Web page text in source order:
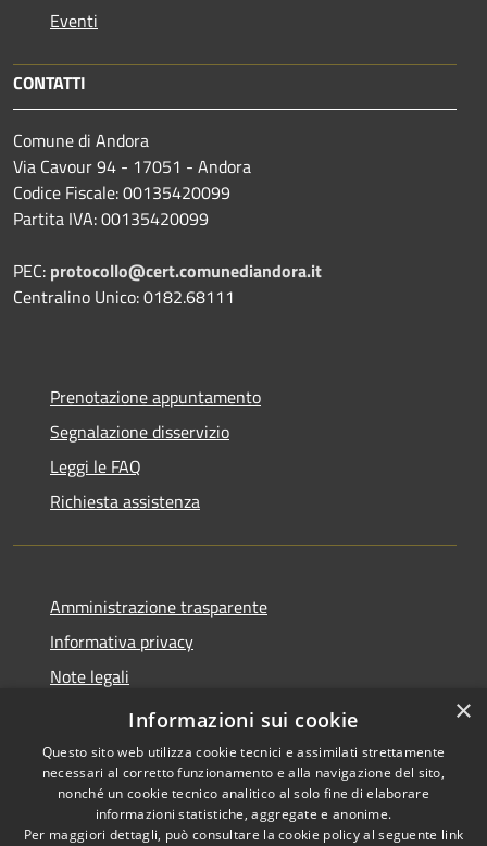
Eventi
CONTATTI
Comune di Andora
Via Cavour 94 - 17051 - Andora
Codice Fiscale: 00135420099
Partita IVA: 00135420099
PEC: protocollo@cert.comunediandora.it
Centralino Unico: 0182.68111
Prenotazione appuntamento
Segnalazione disservizio
Leggi le FAQ
Richiesta assistenza
Amministrazione trasparente
Informativa privacy
Note legali
Dichiarazione di accessibilità
Copyright © 2026 • Comune di
×
Informazioni sui cookie
Questo sito web utilizza cookie tecnici e assimilati strettamente
necessari al corretto funzionamento e alla navigazione del sito,
nonché un cookie tecnico analitico al solo fine di elaborare
informazioni statistiche, aggregate e anonime.
Per maggiori dettagli, può consultare la cookie policy al seguente link